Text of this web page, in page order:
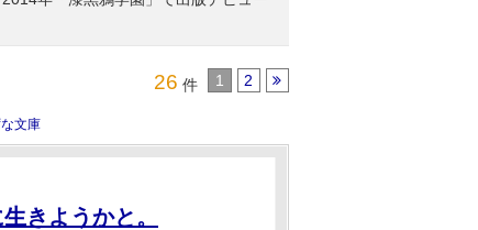
26 件 1 2
文庫
きようかと。